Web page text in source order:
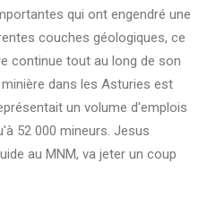
qui ont engendré une
couches géologiques, ce
continue tout au long de son
dans les Asturies est
un volume d'emplois
52 000 mineurs. Jesus
au MNM, va jeter un coup